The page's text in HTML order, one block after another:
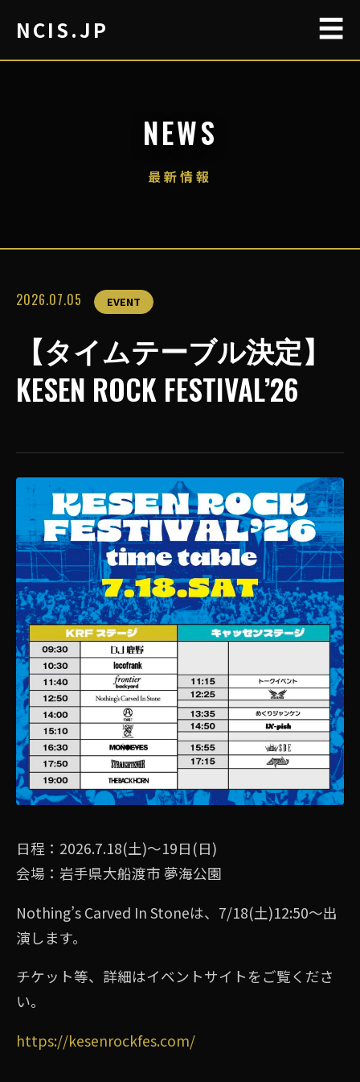
NCIS.JP ☰
NEWS
最新情報
2026.07.05 EVENT
【タイムテーブル決定】
KESEN ROCK FESTIVAL’26
日程：2026.7.18(土)〜19日(日)
会場：岩手県大船渡市 夢海公園
Nothing’s Carved In Stoneは、7/18(土)12:50〜出
演します。
チケット等、詳細はイベントサイトをご覧くださ
い。
https://kesenrockfes.com/